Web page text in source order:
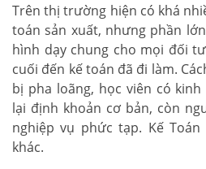
Trên thị trường hiện có khá
toán sản xuất, nhưng phần
hình dạy chung cho mọi đối
cuối đến kế toán đã đi làm.
bị pha loãng, học viên có
lại định khoản cơ bản, còn
nghiệp vụ phức tạp. Kế
khác.